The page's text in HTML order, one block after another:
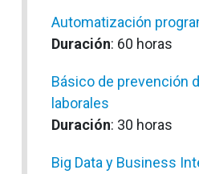
Automatización
Duración: 60 horas
Básico de prevención
laborales
Duración: 30 horas
Big Data y Business